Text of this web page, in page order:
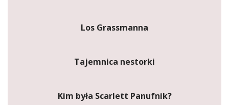
Los Grassmanna
Tajemnica nestorki
Kim była Scarlett Panufnik?